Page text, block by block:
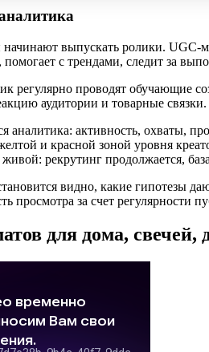
начинают выпускать ролики.
помогает с трендами, следит за
регулярно проводят обучающие
аудитории и товарные связки.
аналитика: активность, охваты,
желтой и красной зоной уровня
рекрутинг продолжается,
видно, какие гипотезы
просмотра за счет регулярности
для дома, свечей,